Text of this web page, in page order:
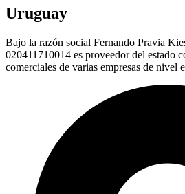
Uruguay
Bajo la razón social Fernando Pravia
020411710014 es proveedor del estado
comerciales de varias empresas de nivel